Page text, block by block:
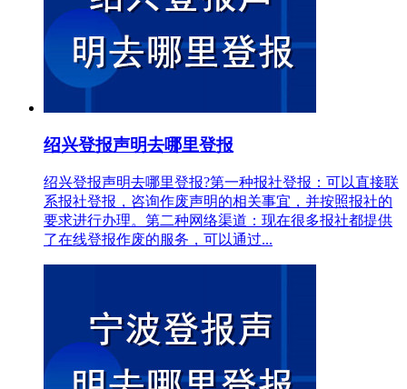
绍兴登报声明去哪里登报
绍兴登报声明去哪里登报?第一种报社登报：可以直接联
系报社登报，咨询作废声明的相关事宜，并按照报社的
要求进行办理。第二种网络渠道：现在很多报社都提供
了在线登报作废的服务，可以通过...